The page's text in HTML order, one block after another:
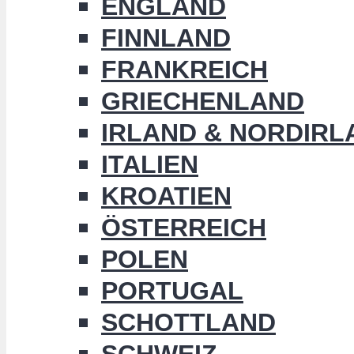
ENGLAND
FINNLAND
FRANKREICH
GRIECHENLAND
IRLAND &
ITALIEN
KROATIEN
ÖSTERREICH
POLEN
PORTUGAL
SCHOTTLAND